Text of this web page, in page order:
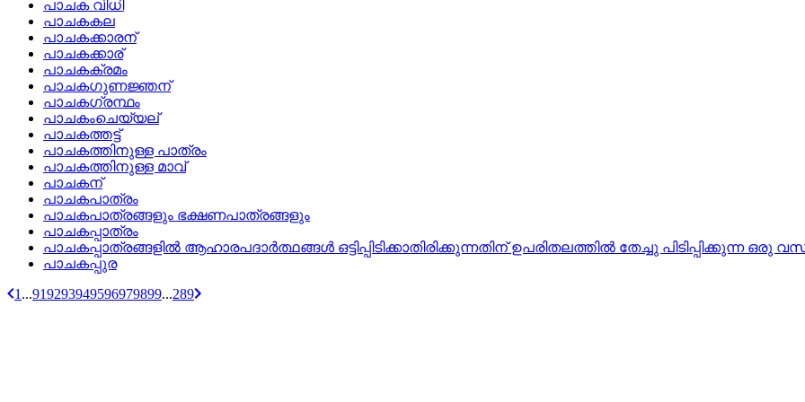
പാചക വിധി
പാചകകല
പാചകക്കാരന്
പാചകക്കാര്
പാചകക്രമം
പാചകഗുണജ്ഞന്
പാചകഗ്രന്ഥം
പാചകംചെയ്യല്
പാചകത്തട്ട്
പാചകത്തിനുള്ള പാത്രം
പാചകത്തിനുള്ള മാവ്
പാചകന്
പാചകപാത്രം
പാചകപാത്രങ്ങളും ഭക്ഷണപാത്രങ്ങളും
പാചകപ്പാത്രം
പാചകപ്പാത്രങ്ങളില്‍ ആഹാരപദാര്‍ത്ഥങ്ങള്‍ ഒട്ടിപ്പിടിക്കാതിരിക്കുന്നതിന്‌ ഉപരിതലത്തില്‍ തേച്ചു പിടിപ്പിക്കുന്ന ഒരു
പാചകപ്പുര
1 ...919293949596979899...289